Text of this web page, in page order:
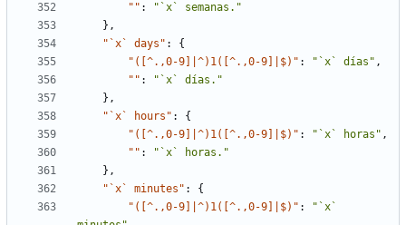
"" :
"`x` semanas."
} ,
"`x` days" :
{
"([^.,0-9]|^)1([^.,0-9]|$)" : "`x` días" ,
"" :
"`x` días."
} ,
"`x` hours" :
{
"([^.,0-9]|^)1([^.,0-9]|$)" : "`x` horas" ,
"" :
"`x` horas."
} ,
"`x` minutes" :
{
"([^.,0-9]|^)1([^.,0-9]|$)" :
"`x`